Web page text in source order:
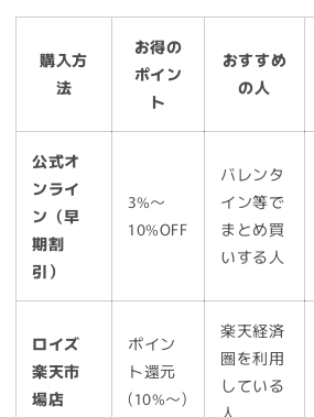
購入方
法
お得の
ポイン
ト
おすすめ
の人
公式オ
ンライ
ン（早
期割
引）
3%〜
10%OFF
バレンタ
イン等で
まとめ買
いする人
ロイズ
楽天市
場店
ポイン
ト還元
(10%〜)
楽天経済
圏を利用
している